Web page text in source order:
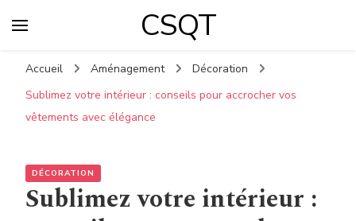
CSQT
Accueil Aménagement
Décoration
Sublimez votre intérieur : conseils pour accrocher vos
vêtements avec élégance
DÉCORATION
Sublimez votre intérieur :